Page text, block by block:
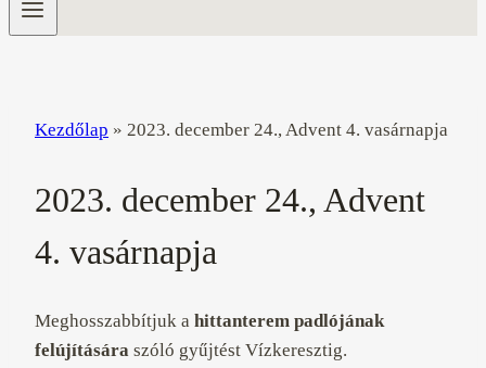
Kezdőlap » 2023. december 24., Advent 4. vasárnapja
2023. december 24., Advent
4. vasárnapja
Meghosszabbítjuk a hittanterem padlójának
felújítására szóló gyűjtést Vízkeresztig.